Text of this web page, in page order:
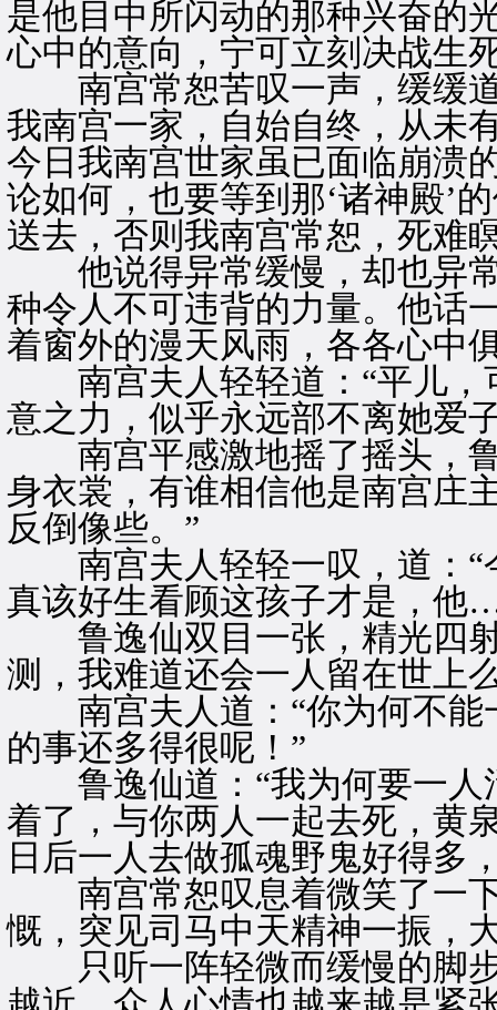
是他目中所闪动的那种兴奋的
心中的意向，宁可立刻决战生
南宫常恕苦叹一声，缓缓道
我南宫一家，自始自终，从未
今日我南宫世家虽已面临崩溃
论如何，也要等到那‘诸神殿’
送去，否则我南宫常恕，死难
他说得异常缓慢，却也异常
种令人不可违背的力量。他话
着窗外的漫天风雨，各各心中
南宫夫人轻轻道：“平儿，
意之力，似乎永远部不离她爱
南宫平感激地摇了摇头，鲁
身衣裳，有谁相信他是南宫庄
反倒像些。”
南宫夫人轻轻一叹，道：“
真该好生看顾这孩子才是，
鲁逸仙双目一张，精光四射
测，我难道还会一人留在世上
南宫夫人道：“你为何不能
的事还多得很呢！”
鲁逸仙道：“我为何要一人
着了，与你两人一起去死，黄
日后一人去做孤魂野鬼好得多
南宫常恕叹息着微笑了一下
慨，突见司马中天精神一振，
只听一阵轻微而缓慢的脚步